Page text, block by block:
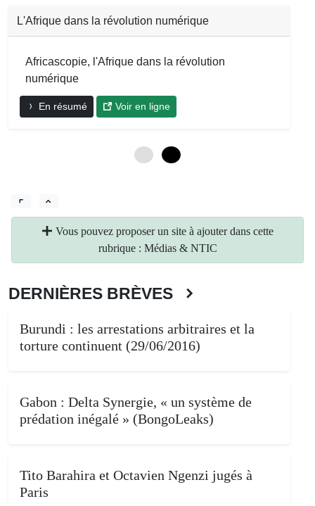
L'Afrique dans la révolution numérique
Africascopie, l'Afrique dans la révolution
numérique
En résumé Voir en ligne
Vous pouvez proposer un site à ajouter dans cette
rubrique : Médias & NTIC
DERNIÈRES BRÈVES
Burundi : les arrestations arbitraires et la
torture continuent (29/06/2016)
Gabon : Delta Synergie, « un système de
prédation inégalé » (BongoLeaks)
Tito Barahira et Octavien Ngenzi jugés à
Paris